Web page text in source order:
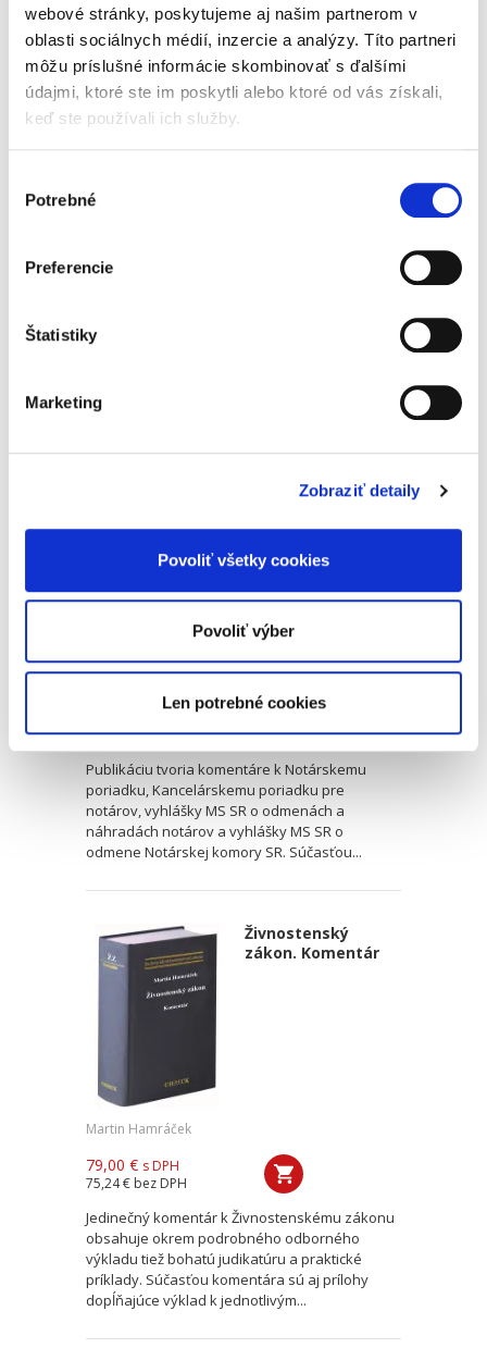
webové stránky, poskytujeme aj našim partnerom v
oblasti sociálnych médií, inzercie a analýzy. Títo partneri
môžu príslušné informácie skombinovať s ďalšími
údajmi, ktoré ste im poskytli alebo ktoré od vás získali,
keď ste používali ich služby.
súhlasu
Potrebné
Preferencie
Štatistiky
Marketing
Zobraziť detaily
Povoliť všetky cookies
Povoliť výber
Len potrebné cookies
Zákon o slobodnom
prístupe k
informáciám
79,00 €
výklad k problematike slobodného prístupu k
povinných osôb, žiadateľov o...
Notársky poriadok.
Komentár. 2.
vydanie
2. VYDANIE
Katarína Valová,a kol.
84,76 €bez DPH
Publikáciu tvoria komentáre k Notárskemu
poriadku, Kancelárskemu poriadku pre
notárov, vyhlášky MS SR o odmenách a
náhradách notárov a vyhlášky MS SR o
odmene Notárskej komory SR. Súčasťou...
Živnostenský
zákon. Komentár
Martin Hamráček
79,00 € s DPH
75,24 € bez DPH
Jedinečný komentár k Živnostenskému zákonu
obsahuje okrem podrobného odborného
výkladu tiež bohatú judikatúru a praktické
príklady. Súčasťou komentára sú aj prílohy
dopĺňajúce výklad k jednotlivým...